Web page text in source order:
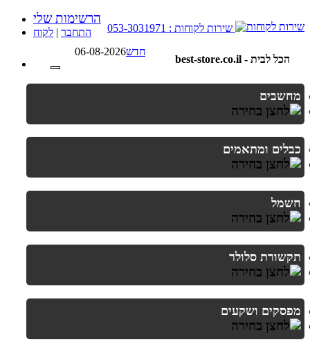
best-store.co.il - הכל לבית
06-08-2026
הרשימות שלי
התחבר | לקוח
חדש
מחשבים
כבלים ומתאמים
חשמל
תקשורת סלולר
מפסקים ושקעים